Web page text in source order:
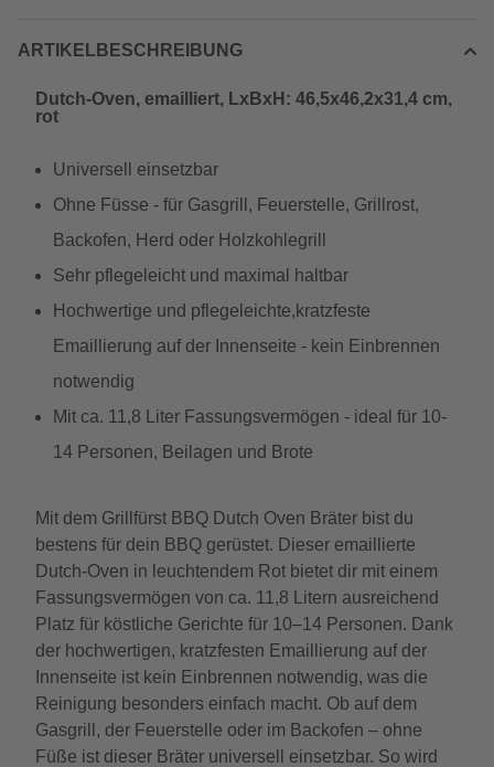
ARTIKELBESCHREIBUNG
Dutch-Oven, emailliert, LxBxH: 46,5x46,2x31,4 cm,
rot
Universell einsetzbar
Ohne Füsse - für Gasgrill, Feuerstelle, Grillrost,
Backofen, Herd oder Holzkohlegrill
Sehr pflegeleicht und maximal haltbar
Hochwertige und pflegeleichte,kratzfeste
Emaillierung auf der Innenseite - kein Einbrennen
notwendig
Mit ca. 11,8 Liter Fassungsvermögen - ideal für 10-
14 Personen, Beilagen und Brote
Mit dem Grillfürst BBQ Dutch Oven Bräter bist du
bestens für dein BBQ gerüstet. Dieser emaillierte
Dutch-Oven in leuchtendem Rot bietet dir mit einem
Fassungsvermögen von ca. 11,8 Litern ausreichend
Platz für köstliche Gerichte für 10–14 Personen. Dank
der hochwertigen, kratzfesten Emaillierung auf der
Innenseite ist kein Einbrennen notwendig, was die
Reinigung besonders einfach macht. Ob auf dem
Gasgrill, der Feuerstelle oder im Backofen – ohne
Füße ist dieser Bräter universell einsetzbar. So wird